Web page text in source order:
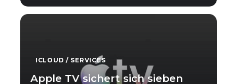
ICLOUD / SERVICES
Apple TV sichert sich sieben